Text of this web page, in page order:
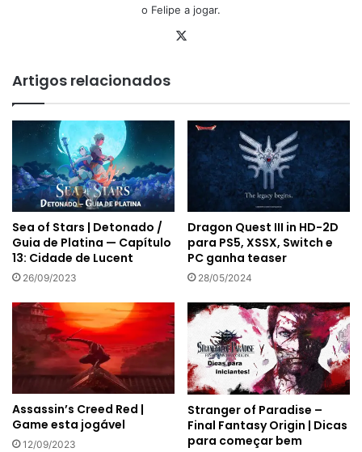
o Felipe a jogar.
Artigos relacionados
Sea of Stars | Detonado /
Guia de Platina — Capítulo
13: Cidade de Lucent
26/09/2023
Dragon Quest III in HD-2D
para PS5, XSSX, Switch e
PC ganha teaser
28/05/2024
Assassin’s Creed Red |
Game esta jogável
12/09/2023
Stranger of Paradise –
Final Fantasy Origin | Dicas
para começar bem